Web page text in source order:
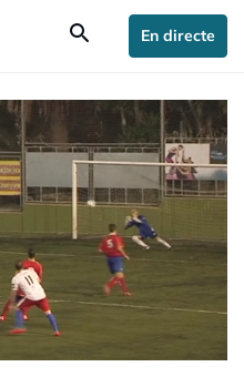
search En directe